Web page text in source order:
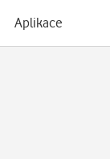
Aplikace